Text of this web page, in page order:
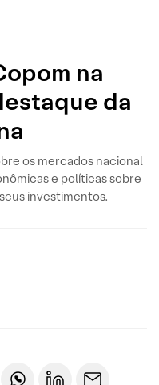
na
da
os mercados nacional
e políticas sobre
investimentos.